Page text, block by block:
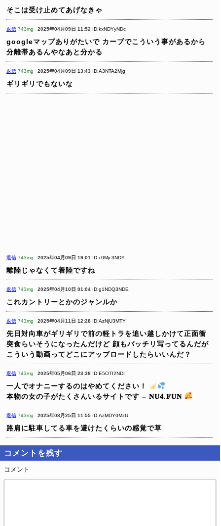
そこは受け止めてあげなきゃ
返信 743mg 2025年04月09日 11:52 ID:kxNDYyNDc
googleマップありがたいで カーブでこういう事があるから
分離帯あるんやなあと分かる
返信 743mg 2025年04月09日 13:43 ID:A3NTA2Mjg
ギリギリでもないな
返信 743mg 2025年04月09日 19:01 ID:c0Mjc3NDY
離陸じゃなくて着陸ですね
返信 743mg 2025年04月10日 01:04 ID:g1NDQ3NDE
これカントリーとかのジャンルか
返信 743mg 2025年04月11日 12:28 ID:AzNjU3MTY
先日対向車がギリギリで前の軽トラを追い越しかけて正面衝
突食らいそうになったんだけど 顔もバッチリ写ってるんだが
こういう動画ってどこにアップロードしたらいいんだ？
返信 743mg 2025年05月06日 23:38 ID:E5OTI2NDI
一人でオナニーするのはやめてください！
本物の女の子がたくさんいるサイトです – 𝐍𝐔𝟒.𝐅𝐔𝐍
返信 743mg 2025年08月25日 11:55 ID:AzMDY0MzU
路肩に駐車してる車を避けたくらいの感覚で草
コメントを残す
コメント